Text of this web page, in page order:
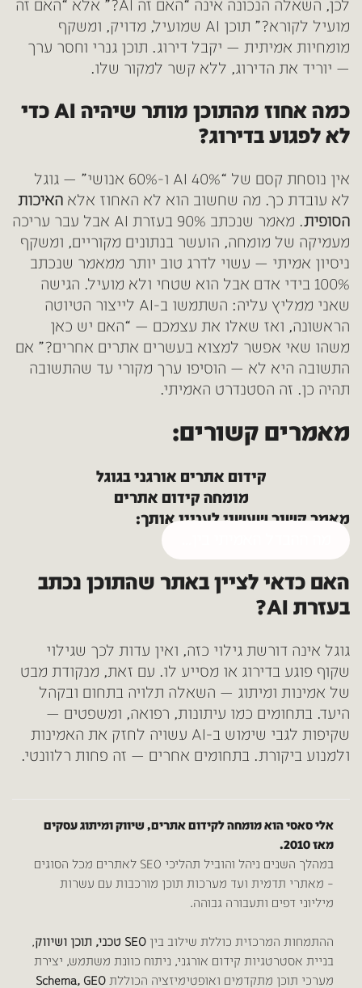
לכן, השאלה הנכונה אינה “האם זה AI?” אלא “האם זה
מועיל לקורא?” תוכן AI שמועיל, מדויק, ומשקף
מומחיות אמיתית — יקבל דירוג. תוכן גנרי וחסר ערך
— יוריד את הדירוג, ללא קשר למקור שלו.
כמה אחוז מהתוכן מותר שיהיה AI כדי
לא לפגוע בדירוג?
אין נוסחת קסם של “40% AI ו-60% אנושי” — גוגל
לא עובדת כך. מה שחשוב הוא לא האחוז אלא האיכות
הסופית
. מאמר שנכתב 90% בעזרת AI אבל עבר עריכה
מעמיקה של מומחה, הועשר בנתונים מקוריים, ומשקף
ניסיון אמיתי — עשוי לדרג טוב יותר ממאמר שנכתב
100% בידי אדם אבל הוא שטחי ולא מועיל. הגישה
שאני ממליץ עליה: השתמשו ב-AI לייצור הטיוטה
הראשונה, ואז שאלו את עצמכם — “האם יש כאן
משהו שאי אפשר למצוא בעשרים אתרים אחרים?” אם
התשובה היא לא — הוסיפו ערך מקורי עד שהתשובה
תהיה כן. זה הסטנדרט האמיתי.
מאמרים קשורים:
קידום אתרים אורגני בגוגל
מומחה קידום אתרים
מאמר קשור שעשוי לעניין אותך:
האם כדאי לציין באתר שהתוכן נכתב
בעזרת AI?
גוגל אינה דורשת גילוי כזה, ואין עדות לכך שגילוי
שקוף פוגע בדירוג או מסייע לו. עם זאת, מנקודת מבט
של אמינות ומיתוג — השאלה תלויה בתחום ובקהל
היעד. בתחומים כמו עיתונות, רפואה, ומשפטים —
שקיפות לגבי שימוש ב-AI עשויה לחזק את האמינות
ולמנוע ביקורת. בתחומים אחרים — זה פחות רלוונטי.
אלי סאסיהוא מומחה לקידום אתרים, שיווק ומיתוג עסקים
מאז 2010.
במהלך השנים ניהל והוביל תהליכי SEO לאתרים מכל הסוגים
– מאתרי תדמית ועד מערכות תוכן מורכבות עם עשרות
מיליוני דפים ותעבורה גבוהה.
ההתמחות המרכזית כוללת שילוב בין SEO טכני, תוכן ושיווק
,
בניית אסטרטגיות קידום אורגני, ניתוח כוונת משתמש, יצירת
מערכי תוכן מתקדמים ואופטימיזציה הכוללת Schema, GEO